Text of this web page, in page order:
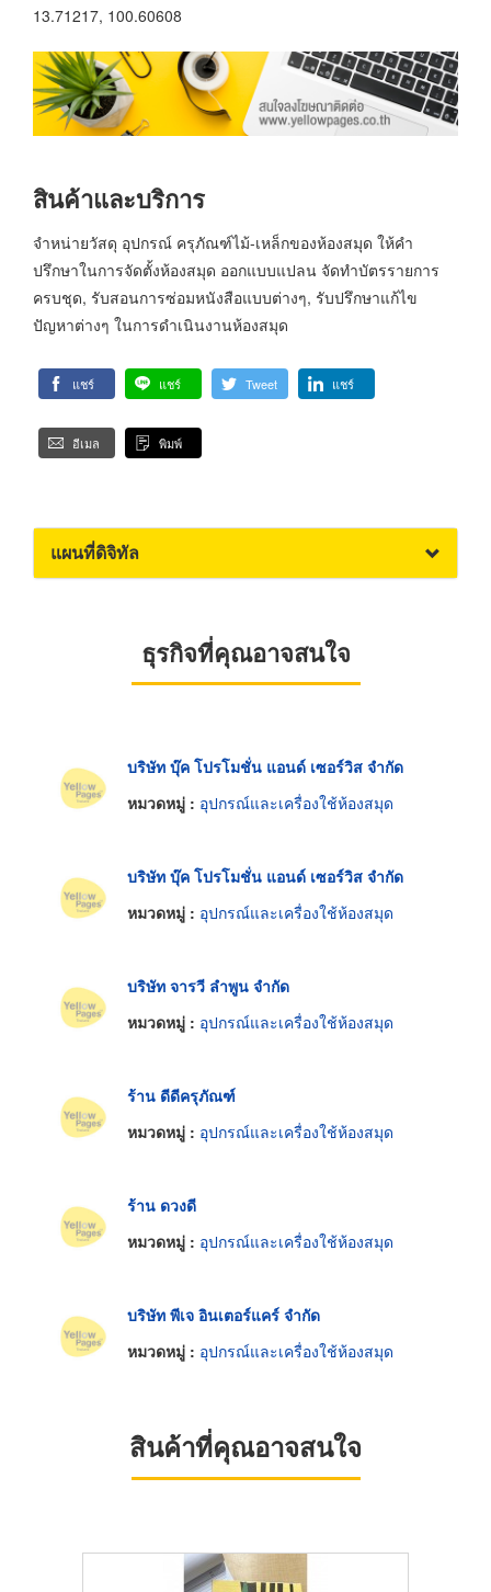
13.71217, 100.60608
สินค้าและบริการ
จำหน่ายวัสดุ อุปกรณ์ ครุภัณฑ์ไม้-เหล็กของห้องสมุด ให้คำ
ปรึกษาในการจัดตั้งห้องสมุด ออกแบบแปลน จัดทำบัตรรายการ
ครบชุด, รับสอนการซ่อมหนังสือแบบต่างๆ, รับปรึกษาแก้ไข
ปัญหาต่างๆ ในการดำเนินงานห้องสมุด
แชร์ แชร์ Tweet แชร์
อีเมล พิมพ์
แผนที่ดิจิทัล
ธุรกิจที่คุณอาจสนใจ
บริษัท บุ๊ค โปรโมชั่น แอนด์ เซอร์วิส จำกัด
หมวดหมู่ : อุปกรณ์และเครื่องใช้ห้องสมุด
บริษัท บุ๊ค โปรโมชั่น แอนด์ เซอร์วิส จำกัด
หมวดหมู่ : อุปกรณ์และเครื่องใช้ห้องสมุด
บริษัท จารวี ลำพูน จำกัด
หมวดหมู่ : อุปกรณ์และเครื่องใช้ห้องสมุด
ร้าน ดีดีครุภัณฑ์
หมวดหมู่ : อุปกรณ์และเครื่องใช้ห้องสมุด
ร้าน ดวงดี
หมวดหมู่ : อุปกรณ์และเครื่องใช้ห้องสมุด
บริษัท พีเจ อินเตอร์แคร์ จำกัด
หมวดหมู่ : อุปกรณ์และเครื่องใช้ห้องสมุด
สินค้าที่คุณอาจสนใจ